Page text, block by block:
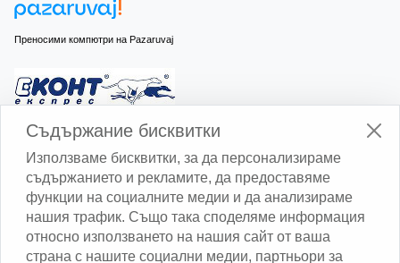
Преносими компютри на Pazaruvaj
Изчисли доставката с Еконт
Изчисли доставката със Спиди
Съдържание бисквитки
Използваме бисквитки, за да персонализираме
съдържанието и рекламите, да предоставяме
функции на социалните медии и да анализираме
нашия трафик. Също така споделяме информация
относно използването на нашия сайт от ваша
страна с нашите социални медии, партньори за